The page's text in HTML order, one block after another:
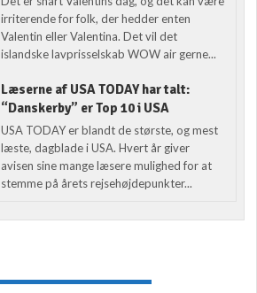
irriterende for folk, der hedder enten
Valentin eller Valentina. Det vil det
islandske lavprisselskab WOW air gerne...
Læserne af USA TODAY har talt:
“Danskerby” er Top 10 i USA
USA TODAY er blandt de største, og mest
læste, dagblade i USA. Hvert år giver
avisen sine mange læsere mulighed for at
stemme på årets rejsehøjdepunkter...